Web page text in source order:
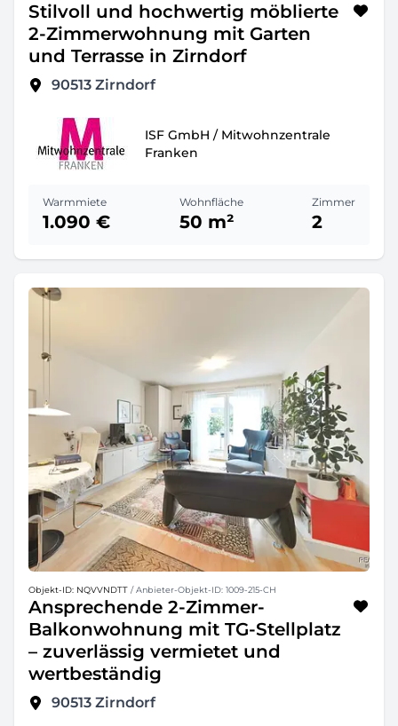
Stilvoll und hochwertig möblierte
2-Zimmerwohnung mit Garten
und Terrasse in Zirndorf
90513 Zirndorf
ISF GmbH / Mitwohnzentrale
Franken
Warmmiete
1.090 €
Wohnfläche
50 m²
Zimmer
2
Objekt-ID: NQVVNDTT / Anbieter-Objekt-ID: 1009-215-CH
Ansprechende 2-Zimmer-
Balkonwohnung mit TG-Stellplatz
– zuverlässig vermietet und
wertbeständig
90513 Zirndorf